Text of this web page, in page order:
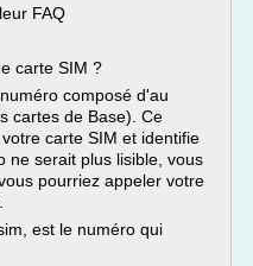
FAQ
carte SIM ?
composé d'au
cartes de Base). Ce
carte SIM et identifie
ne serait plus lisible, vous
pourriez appeler votre
est le numéro qui